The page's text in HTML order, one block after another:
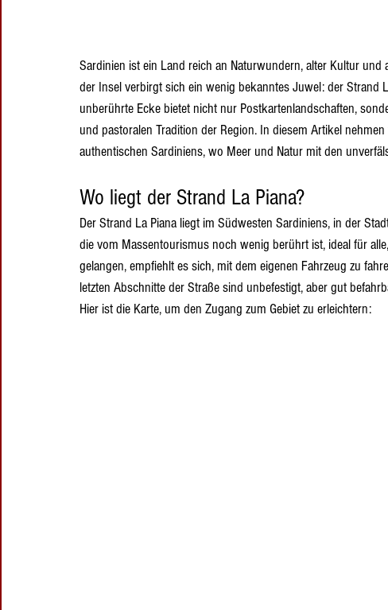
Seui, einen
verborgenen
Schatz im Herzen
der Insel.
21. Mai 2025
Sardinien ist ein Land reich an Naturwundern, alter Kultur
der Insel verbirgt sich ein wenig bekanntes Juwel: der Strand
unberührte Ecke bietet nicht nur Postkartenlandschaften,
und pastoralen Tradition der Region. In diesem Artikel
authentischen Sardiniens, wo Meer und Natur mit den
Wo liegt der Strand La Piana?
Der Strand La Piana liegt im Südwesten Sardiniens, in der
die vom Massentourismus noch wenig berührt ist, ideal für
gelangen, empfiehlt es sich, mit dem eigenen Fahrzeug zu
letzten Abschnitte der Straße sind unbefestigt, aber gut
Hier ist die Karte, um den Zugang zum Gebiet zu erleichtern: